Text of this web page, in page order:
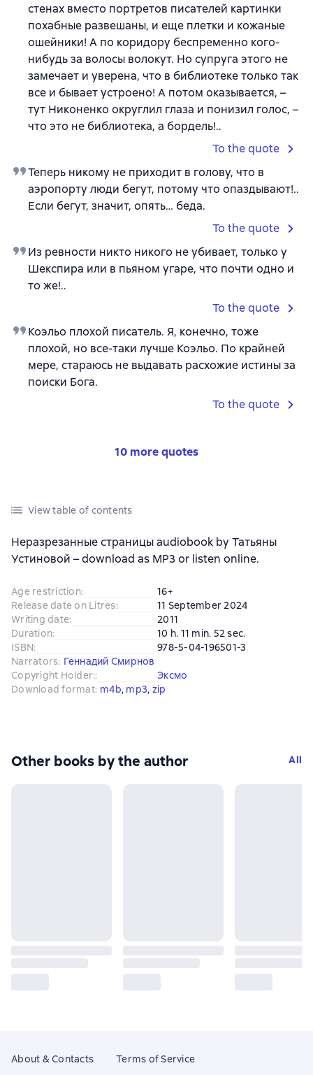
стенах вместо портретов писателей картинки
похабные развешаны, и еще плетки и кожаные
ошейники! А по коридору беспременно кого-
нибудь за волосы волокут. Но супруга этого не
замечает и уверена, что в библиотеке только так
все и бывает устроено! А потом оказывается, –
тут Никоненко округлил глаза и понизил голос, –
что это не библиотека, а бордель!..
To the quote
Теперь никому не приходит в голову, что в
аэропорту люди бегут, потому что опаздывают!..
Если бегут, значит, опять… беда.
To the quote
Из ревности никто никого не убивает, только у
Шекспира или в пьяном угаре, что почти одно и
то же!..
To the quote
Коэльо плохой писатель. Я, конечно, тоже
плохой, но все-таки лучше Коэльо. По крайней
мере, стараюсь не выдавать расхожие истины за
поиски Бога.
To the quote
10 more quotes
View table of contents
Неразрезанные страницы audiobook by Татьяны
Устиновой – download as MP3 or listen online.
Age restriction:
16+
Release date on Litres:
11 September 2024
Writing date:
2011
Duration:
10 h. 11 min. 52 sec.
ISBN:
978-5-04-196501-3
Narrators: Геннадий Смирнов
Copyright Holder::
Эксмо
Download format: m4b, mp3, zip
Other books by the author All
About & Contacts Terms of Service